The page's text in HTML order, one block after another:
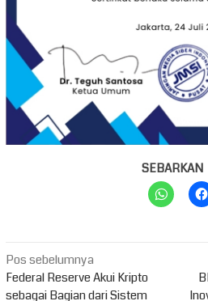
SEBARKAN
Navigasi
pos
Pos sebelumnya
Federal Reserve Akui Kripto
sebagai Bagian dari Sistem